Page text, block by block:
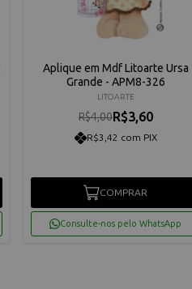
Aplique em Mdf Litoarte Ursa
Grande - APM8-326
LITOARTE
R$4,00R$3,60
R$3,42 com PIX
COMPRAR
Consulte-nos pelo WhatsApp